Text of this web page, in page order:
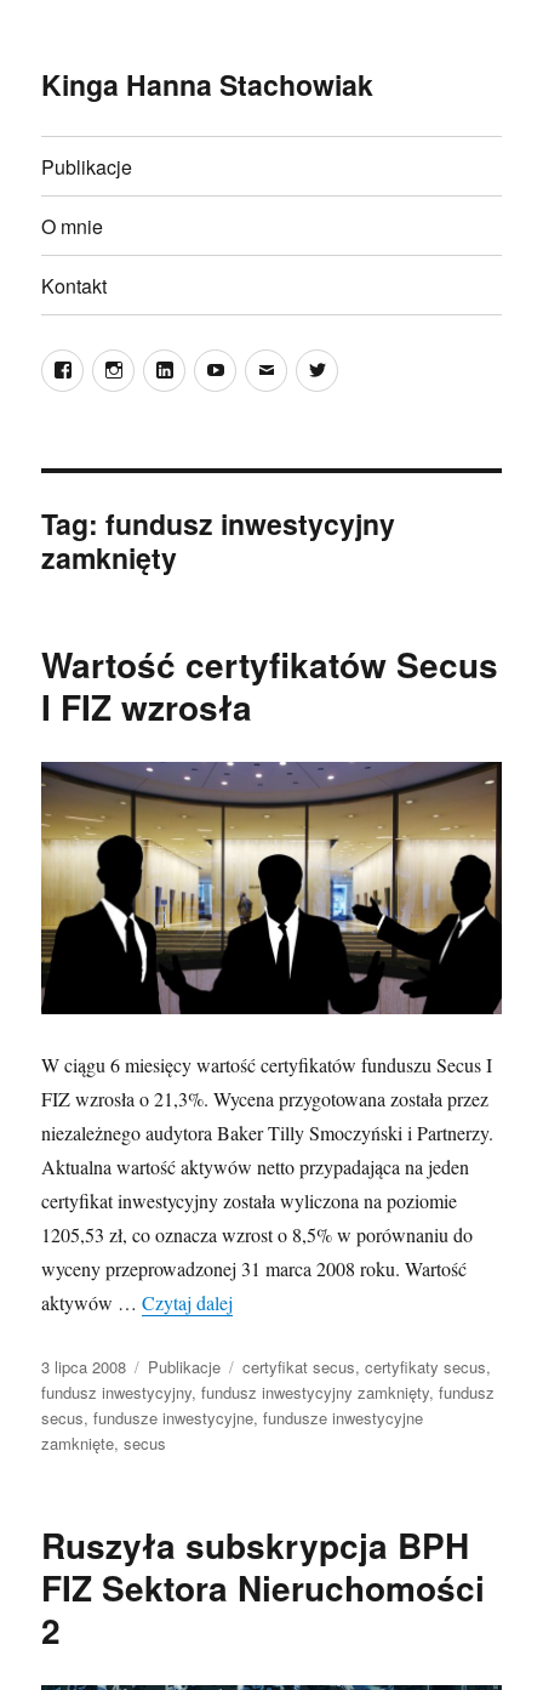
Kinga Hanna Stachowiak
Publikacje
O mnie
Kontakt
FacebookInstagramLinkedInYouTube
E-
mail
Twitter
Tag:fundusz inwestycyjny
zamknięty
Wartość certyfikatów Secus
I FIZ wzrosła
W ciągu 6 miesięcy wartość certyfikatów funduszu Secus I
FIZ wzrosła o 21,3%. Wycena przygotowana została przez
niezależnego audytora Baker Tilly Smoczyński i Partnerzy.
Aktualna wartość aktywów netto przypadająca na jeden
certyfikat inwestycyjny została wyliczona na poziomie
1205,53 zł, co oznacza wzrost o 8,5% w porównaniu do
wyceny przeprowadzonej 31 marca 2008 roku. Wartość
aktywów …Czytaj dalej
Opublikowano
3 lipca 2008 Kategorie
Publikacje Tagi
certyfikat secus,certyfikaty secus,
fundusz inwestycyjny,fundusz inwestycyjny zamknięty,fundusz
secus,fundusze inwestycyjne,fundusze inwestycyjne
zamknięte,secus
Ruszyła subskrypcja BPH
FIZ Sektora Nieruchomości
2